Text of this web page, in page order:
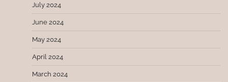
July 2024
June 2024
May 2024
April 2024
March 2024